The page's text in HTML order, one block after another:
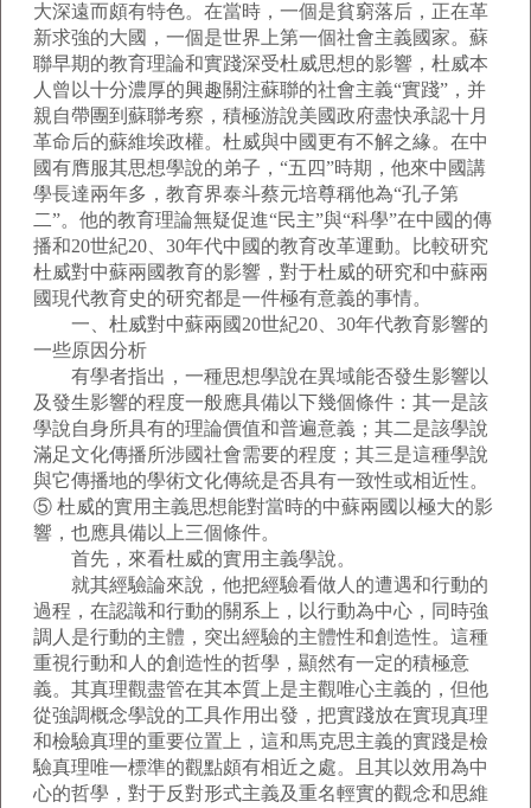
大深遠而頗有特色。在當時，一個是貧窮落后，正在革
新求強的大國，一個是世界上第一個社會主義國家。蘇
聯早期的教育理論和實踐深受杜威思想的影響，杜威本
人曾以十分濃厚的興趣關注蘇聯的社會主義“實踐”，并
親自帶團到蘇聯考察，積極游說美國政府盡快承認十月
革命后的蘇維埃政權。杜威與中國更有不解之緣。在中
國有膺服其思想學說的弟子，“五四”時期，他來中國講
學長達兩年多，教育界泰斗蔡元培尊稱他為“孔子第
二”。他的教育理論無疑促進“民主”與“科學”在中國的傳
播和20世紀20、30年代中國的教育改革運動。比較研究
杜威對中蘇兩國教育的影響，對于杜威的研究和中蘇兩
國現代教育史的研究都是一件極有意義的事情。
一、杜威對中蘇兩國20世紀20、30年代教育影響的
一些原因分析
有學者指出，一種思想學說在異域能否發生影響以
及發生影響的程度一般應具備以下幾個條件：其一是該
學說自身所具有的理論價值和普遍意義；其二是該學說
滿足文化傳播所涉國社會需要的程度；其三是這種學說
與它傳播地的學術文化傳統是否具有一致性或相近性。
⑤ 杜威的實用主義思想能對當時的中蘇兩國以極大的影
響，也應具備以上三個條件。
首先，來看杜威的實用主義學說。
就其經驗論來說，他把經驗看做人的遭遇和行動的
過程，在認識和行動的關系上，以行動為中心，同時強
調人是行動的主體，突出經驗的主體性和創造性。這種
重視行動和人的創造性的哲學，顯然有一定的積極意
義。其真理觀盡管在其本質上是主觀唯心主義的，但他
從強調概念學說的工具作用出發，把實踐放在實現真理
和檢驗真理的重要位置上，這和馬克思主義的實踐是檢
驗真理唯一標準的觀點頗有相近之處。且其以效用為中
心的哲學，對于反對形式主義及重名輕實的觀念和思維